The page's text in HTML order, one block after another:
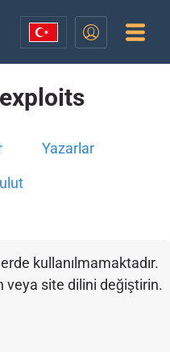
Yazarlar